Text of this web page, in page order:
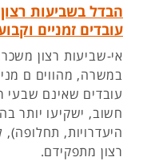
הבדל בשביעות רצון
עובדים זמניים
אי-שביעות רצון
במשרה, מהווים ם
עובדים שאינם שבעי
חשוב, ישקיעו יותר
היעדרויות,
רצון מתפקידם.